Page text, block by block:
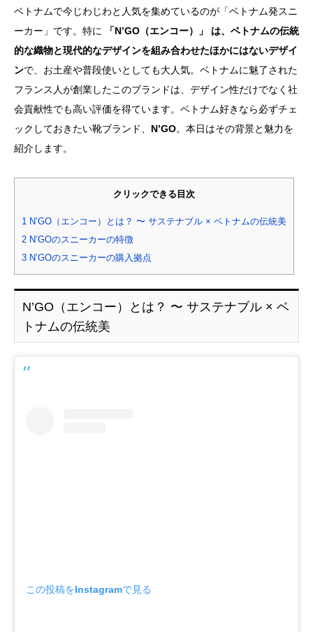
ベトナムで今じわじわと人気を集めているのが「ベトナム発スニ
ーカー」です。特に
「N’GO（エンコー）」
は、ベトナムの伝統
的な織物と現代的なデザインを組み合わせたほかにはないデザイ
ンで、お土産や普段使いとしても大人気。ベトナムに魅了された
フランス人が創業したこのブランドは、デザイン性だけでなく社
会貢献性でも高い評価を得ています。ベトナム好きなら必ずチェ
ックしておきたい靴ブランド、 N’GO。本日はその背景と魅力を
紹介します。
クリックできる目次
1 N’GO（エンコー）とは？ 〜 サステナブル × ベトナムの伝統美
2 N’GOのスニーカーの特徴
3 N’GOのスニーカーの購入拠点
N’GO（エンコー）とは？ 〜 サステナブル × ベ
トナムの伝統美
この投稿をInstagramで見る